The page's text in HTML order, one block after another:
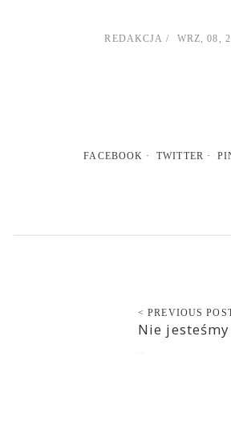
REDAKCJA WRZ, 08,
FACEBOOK TWITTER
< PREVIOUS
Nie jesteśmy